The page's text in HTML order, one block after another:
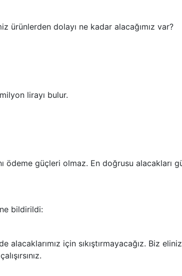
ürünlerden dolayı ne kadar alacağımız var?
lirayı bulur.
ödeme güçleri olmaz. En doğrusu alacakları
bildirildi:
alacaklarımız için sıkıştırmayacağız. Biz